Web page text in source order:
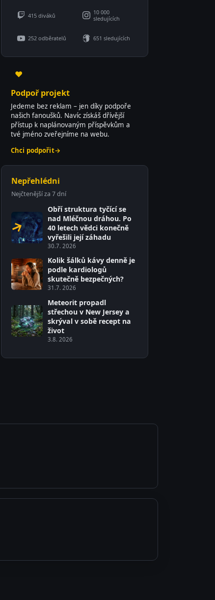
415 diváků
10 000
sledujících
252 odběratelů 651 sledujících
♥
Podpoř projekt
Jedeme bez reklam – jen díky podpoře
našich fanoušků. Navíc získáš dřívější
přístup k naplánovaným příspěvkům a
tvé jméno zveřejníme na webu.
Chci podpořit→
Nepřehlédni
Nejčtenější za 7 dní
Obří struktura tyčící se
nad Mléčnou dráhou. Po
40 letech vědci konečně
vyřešili její záhadu
30.7. 2026
Kolik šálků kávy denně je
podle kardiologů
skutečně bezpečných?
31.7. 2026
Meteorit propadl
střechou v New Jersey a
skrýval v sobě recept na
život
3.8. 2026